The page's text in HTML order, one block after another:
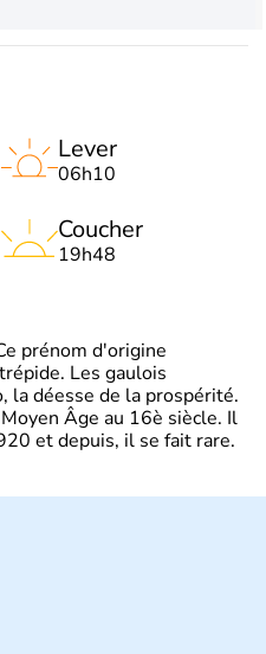
Lever
06h10
Coucher
19h48
prénom d'origine
Les gaulois
la déesse de la prospérité.
Âge au 16è siècle. Il
et depuis, il se fait rare.